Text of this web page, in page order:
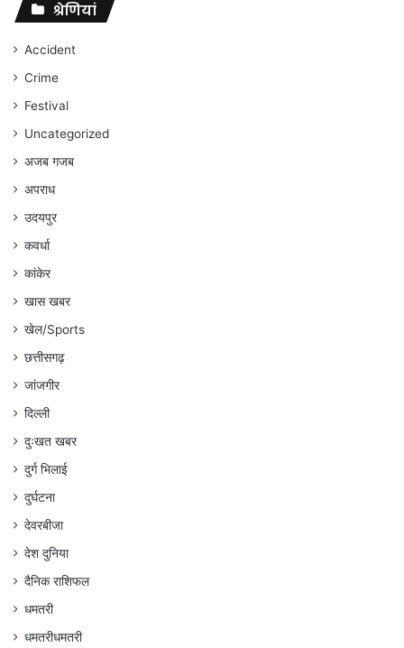
संघर्ष
जारी
रहेगा
अंकित
गौरहा
श्रेणियां
Accident
Crime
Festival
Uncategorized
अजब गजब
अपराध
उदयपुर
कवर्धा
कांकेर
खास खबर
खेल/Sports
छत्तीसगढ़
जांजगीर
दिल्ली
दुःखत खबर
दुर्ग भिलाई
दुर्घटना
देवरबीजा
देश दुनिया
दैनिक राशिफल
धमतरी
धमतरीधमतरी